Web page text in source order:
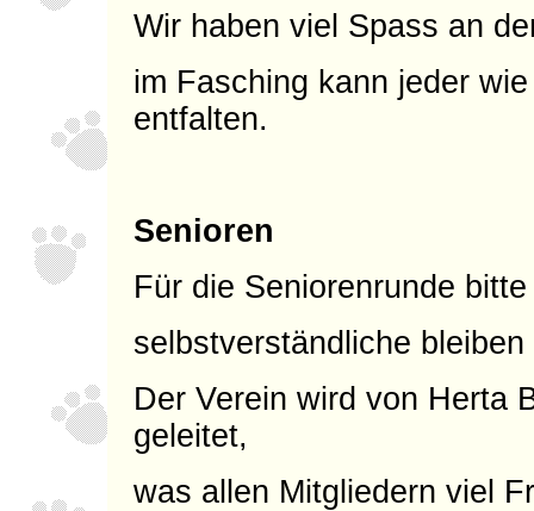
Wir haben viel Spass an
im Fasching kann jeder
entfalten.
Senioren
Für die Seniorenrunde
selbstverständliche
Der Verein wird von Herta
geleitet,
was allen Mitgliedern viel